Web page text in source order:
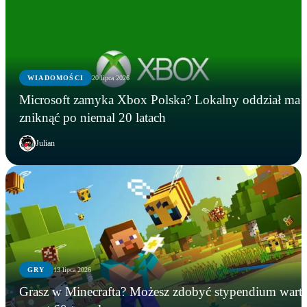
WIADOMOŚCI 20 lipca 2026
Microsoft zamyka Xbox Polska? Lokalny oddział ma
zniknąć po niemal 20 latach
Julian
GRY 13 lipca 2026
Grasz w Minecrafta? Możesz zdobyć stypendium warte
GRY
WIADOMOŚCI
GRY